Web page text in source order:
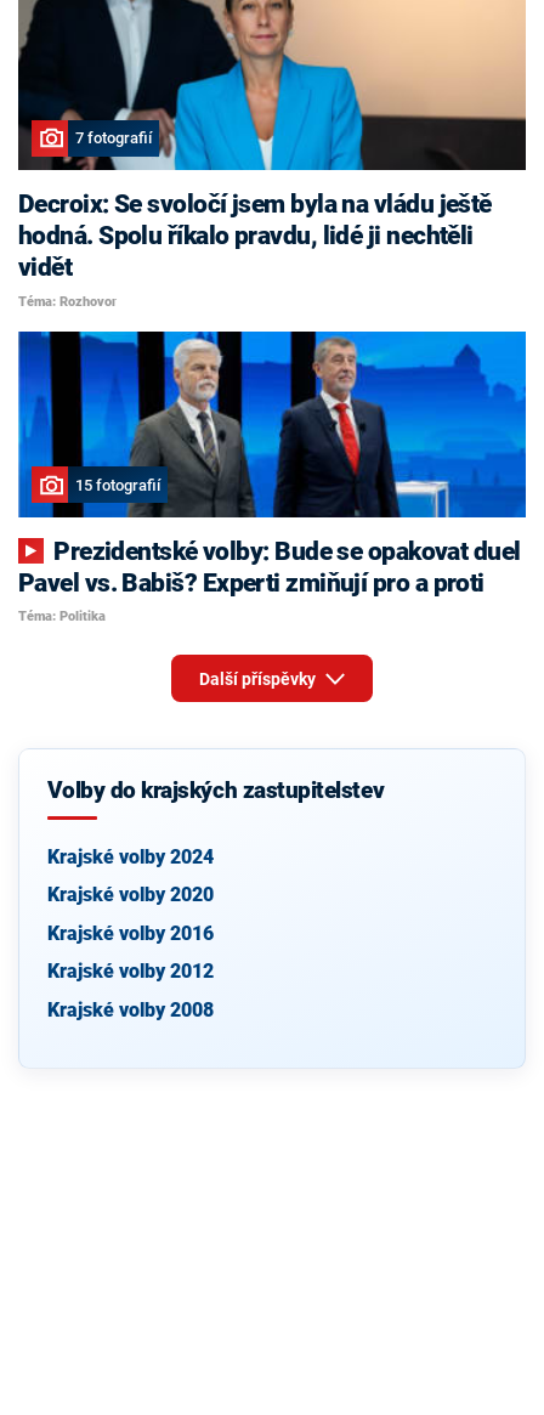
7 fotografií
Decroix: Se svoločí jsem byla na vládu ještě
hodná. Spolu říkalo pravdu, lidé ji nechtěli
vidět
Téma: Rozhovor
15 fotografií
Pavel vs. Babiš? Experti zmiňují pro a proti
Téma: Politika
Další příspěvky
Volby do krajských zastupitelstev
Krajské volby 2024
Krajské volby 2020
Krajské volby 2016
Krajské volby 2012
Krajské volby 2008